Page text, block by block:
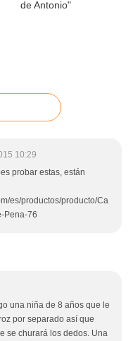
10:29
probar estas, están
es/productos/producto/Ca
Pena-76
una niña de 8 años que le
por separado así que
se churará los dedos. Una